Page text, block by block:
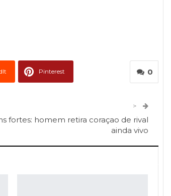
0
Pinterest
>
fortes: homem retira coraçao de rival
ainda vivo